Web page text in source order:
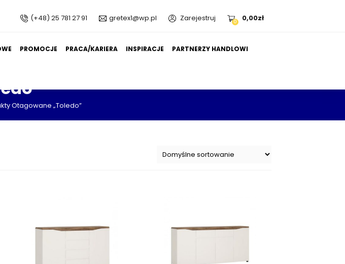
(+48) 25 781 27 91 gretex1@wp.pl Zarejestruj 0 0,00zł
PROMOCJE PRACA/KARIERA INSPIRACJE PARTNERZY HANDLOWI
Otagowane „toledo”